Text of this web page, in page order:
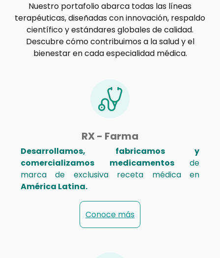
Nuestro portafolio abarca todas las líneas
terapéuticas, diseñadas con innovación, respaldo
científico y estándares globales de calidad.
Descubre cómo contribuimos a la salud y el
bienestar en cada especialidad médica.
RX - Farma
Desarrollamos, fabricamos y
comercializamos medicamentosde
marca de exclusiva receta médica en
América Latina.
Conoce más